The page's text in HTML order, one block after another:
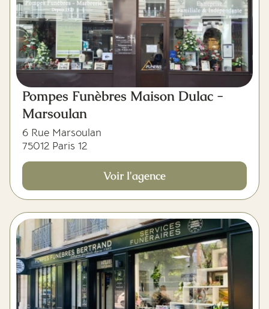
Pompes Funèbres Maison Dulac -
Marsoulan
6 Rue Marsoulan
75012 Paris 12
Voir l'agence